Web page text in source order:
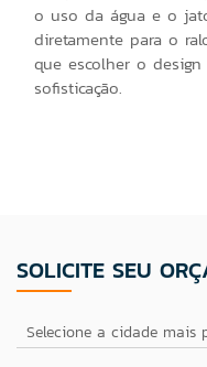
o uso da água e o
diretamente para o
que escolher o
sofisticação.
SOLICITE SEU